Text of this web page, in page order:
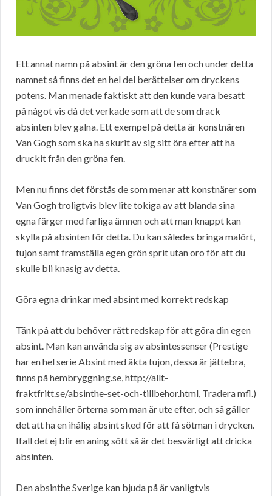
Ett annat namn på absint är den gröna fen och under detta
namnet så finns det en hel del berättelser om dryckens
potens. Man menade faktiskt att den kunde vara besatt
på något vis då det verkade som att de som drack
absinten blev galna. Ett exempel på detta är konstnären
Van Gogh som ska ha skurit av sig sitt öra efter att ha
druckit från den gröna fen.
Men nu finns det förstås de som menar att konstnärer som
Van Gogh troligtvis blev lite tokiga av att blanda sina
egna färger med farliga ämnen och att man knappt kan
skylla på absinten för detta. Du kan således bringa malört,
tujon samt framställa egen grön sprit utan oro för att du
skulle bli knasig av detta.
Göra egna drinkar med absint med korrekt redskap
Tänk på att du behöver rätt redskap för att göra din egen
absint. Man kan använda sig av absintessenser (Prestige
har en hel serie Absint med äkta tujon, dessa är jättebra,
finns på hembryggning.se, http://allt-
fraktfritt.se/absinthe-set-och-tillbehor.html, Tradera mfl.)
som innehåller örterna som man är ute efter, och så gäller
det att ha en ihålig absint sked för att få sötman i drycken.
Ifall det ej blir en aning sött så är det besvärligt att dricka
absinten.
Den absinthe Sverige kan bjuda på är vanligtvis